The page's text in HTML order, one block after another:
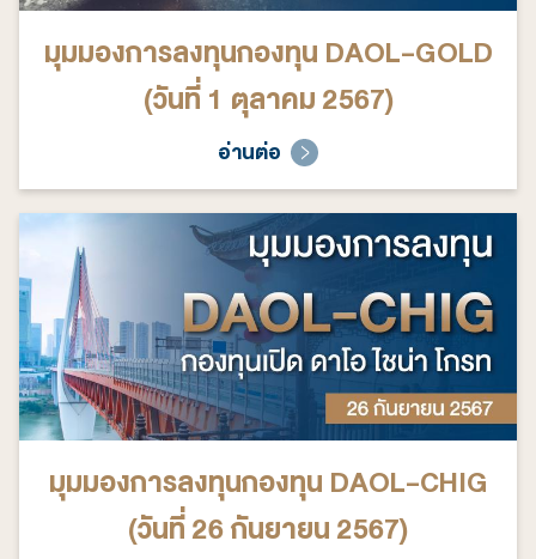
มุมมองการลงทุนกองทุน DAOL-GOLD
(วันที่ 1 ตุลาคม 2567)
อ่านต่อ
มุมมองการลงทุนกองทุน DAOL-CHIG
(วันที่ 26 กันยายน 2567)